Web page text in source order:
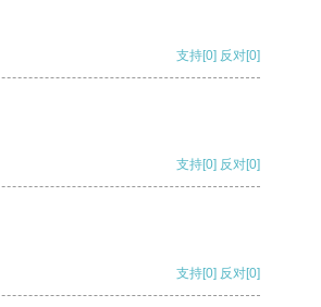
支持[0] 反对[0]
支持[0] 反对[0]
支持[0] 反对[0]